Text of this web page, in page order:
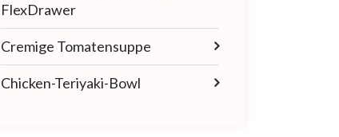
FlexDrawer
Cremige Tomatensuppe
Chicken-Teriyaki-Bowl